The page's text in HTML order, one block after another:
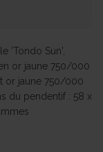
'Tondo Sun',
or jaune 750/000
or jaune 750/000
du pendentif : 58 x